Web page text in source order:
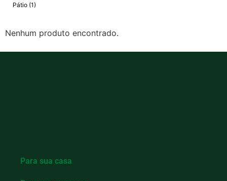
Pátio (1)
Nenhum produto encontrado.
Para sua casa